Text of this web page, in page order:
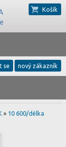
Košík
se nový zákazník
» 10 600/délka